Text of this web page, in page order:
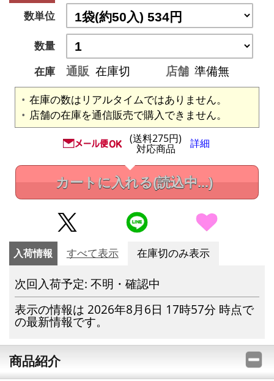
数単位
数量
在庫
通販 在庫切 店舗 準備無
在庫の数はリアルタイムではありません。
店舗の在庫を通信販売で購入できません。
(送料275円)
対応商品 詳細
カートに入れる(読込中...)
入荷情報 すべて表示 在庫切のみ表示
次回入荷予定: 不明・確認中
表示の情報は 2026年8月6日 17時57分 時点で
の最新情報です。
商品紹介